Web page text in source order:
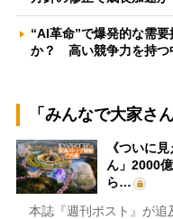
“AI革命”で爆発的な需
か？ 高い競争力を持つ
「みんなで大家さ
《ついに
ん」2000
ら…
本誌『週刊ポスト』が追